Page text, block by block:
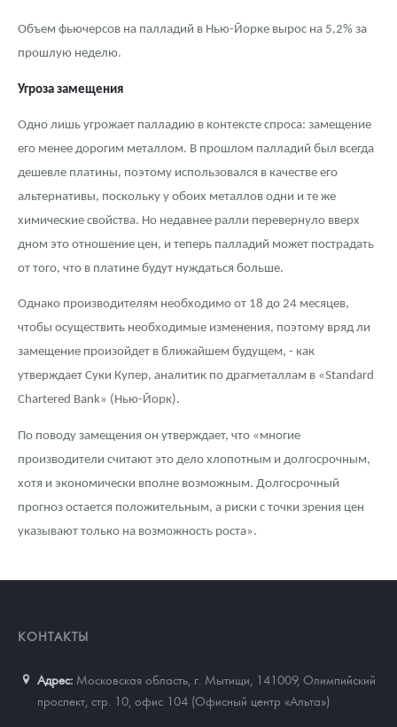
Объем фьючерсов на палладий в Нью-Йорке вырос на 5,2% за
прошлую неделю.
Угроза замещения
Одно лишь угрожает палладию в контексте спроса: замещение
его менее дорогим металлом. В прошлом палладий был всегда
дешевле платины, поэтому использовался в качестве его
альтернативы, поскольку у обоих металлов одни и те же
химические свойства. Но недавнее ралли перевернуло вверх
дном это отношение цен, и теперь палладий может пострадать
от того, что в платине будут нуждаться больше.
Однако производителям необходимо от 18 до 24 месяцев,
чтобы осуществить необходимые изменения, поэтому вряд ли
замещение произойдет в ближайшем будущем, - как
утверждает Суки Купер, аналитик по драгметаллам в «Standard
Chartered Bank» (Нью-Йорк).
По поводу замещения он утверждает, что «многие
производители считают это дело хлопотным и долгосрочным,
хотя и экономически вполне возможным. Долгосрочный
прогноз остается положительным, а риски с точки зрения цен
указывают только на возможность роста».
КОНТАКТЫ
Адрес: Московская область, г. Мытищи, 141009, Олимпийский
проспект, стр. 10, офис 104 (Офисный центр «Альта»)